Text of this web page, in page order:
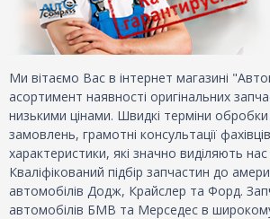
Ми вітаємо Вас в інтернет магазині
асортимент наявності оригінальних
низькими цінами. Швидкі терміни обробки
замовлень, грамотні консультації
характеристики, які значно виділяють нас
Кваліфікований підбір запчастин до
автомобілів Додж, Крайслер та Форд.
автомобілів БМВ та Мерседес в